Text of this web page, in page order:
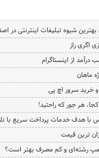
شیوه تبلیغات اینترنتی در
اگری راز
از اینستاگرام
ماهان
هر جور که راحتید!
با هدف خدمات پرداخت سریع با
ترین قیمت
رشته‌ای و کم مصرف بهتر است؟